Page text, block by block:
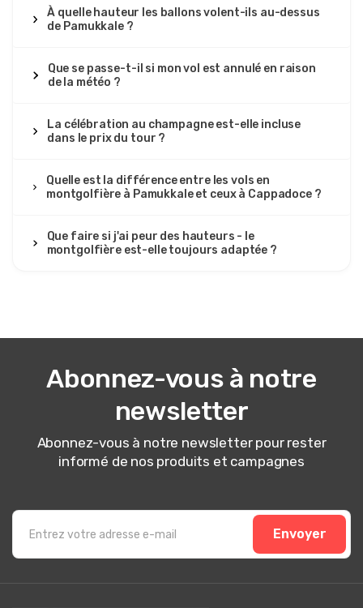
21 décembre 2025
김서연
Réservé à la dernière minute via notre hôtel et rejoint un
camionnette chauffée a été un soulagement en
décembre. En attendant au site de lancement, ils ont
tenir cette tasse avec des doigts engourdis, regarder les
bruleurs s’allumer, voilà ce dont je me souviens le plus. Le
vol au-dessus des terrasses blanches était calme et
21 novembre 2025
Visite en montgolfière au lever du soleil à
Pour tous ceux qui envisagent cette visite, le lever du
soleil sur les terrasses blanches vaut la peine de se
douce lumière rose sur les travertins semblait irréelle sur
chaque cliché. La prise en charge à l'hôtel dans un
d'automne. Nous avons attendu environ 20 minutes sur
mais cela semblait rassurant plutôt qu'agaçant. Vol
À quelle hauteur les ballons volent-ils au-dessus
de Pamukkale ?
Que se passe-t-il si mon vol est annulé en raison
de la météo ?
La célébration au champagne est-elle incluse
dans le prix du tour ?
Quelle est la différence entre les vols en
montgolfière à Pamukkale et ceux à Cappadoce ?
Que faire si j'ai peur des hauteurs - le
montgolfière est-elle toujours adaptée ?
Abonnez-vous à notre
newsletter
Abonnez-vous à notre newsletter pour rester
informé de nos produits et campagnes
Envoyer